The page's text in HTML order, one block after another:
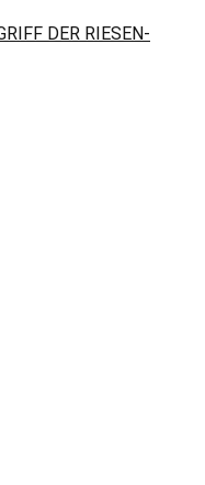
DER RIESEN-